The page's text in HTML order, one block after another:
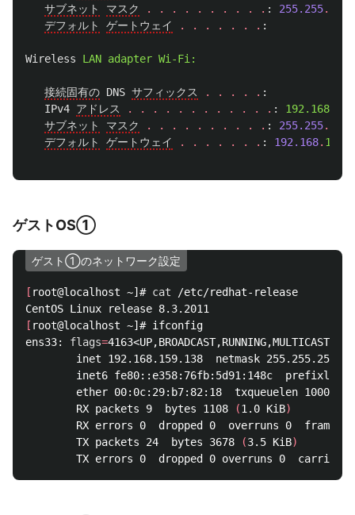
サブネット
マスク . . . . . . . . . . : 255.255.
デフォルト
ゲートウェイ . . . . . . . :
Wireless LAN adapter Wi-Fi:
接続固有の DNS サフィックス . . . . . :
IPv4 アドレス . . . . . . . . . . . . :
サブネット
マスク . . . . . . . . . . : 255.255.
デフォルト
ゲートウェイ . . . . . . . : 192.168. 11
ゲストOS①
ゲスト①のネットワーク設定
[ root@localhost ~]# cat /etc/redhat-release
[ root@localhost ~]# ifconfig
ens33: flags=4163<UP,BROADCAST,RUNNING,MULTICAST>
inet 192.168.159.138  netmask 255.255.255.0
inet6 fe80::e358:76fb:5d91:148c  prefixlen
        ether 00:0c:29:b7:82:18  txqueuelen 1000
        RX packets 9  bytes 1108
(1.0 KiB)
        RX errors 0  dropped 0  overruns 0  frame 0
        TX packets 24  bytes 3678
(3.5 KiB)